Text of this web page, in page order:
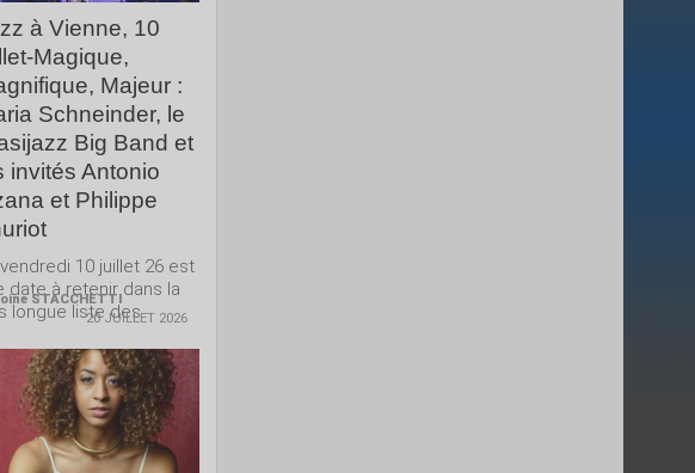
à Vienne, 10
Magique,
Majeur :
Schneinder, le
Big Band et
invités Antonio
et Philippe
10 juillet 26 est
date à retenir dans la
longue liste des
STACCHETTI
20 JUILLET 2026
LIRE LA
SUITE